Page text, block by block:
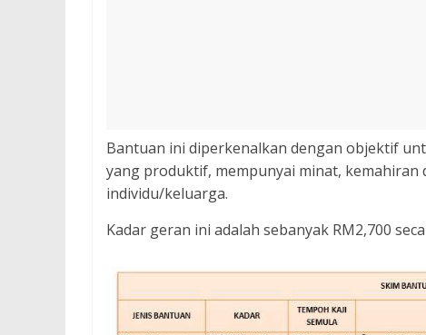
Bantuan ini diperkenalkan dengan objektif
yang produktif, mempunyai minat,
individu/keluarga.
Kadar geran ini adalah sebanyak RM2,700